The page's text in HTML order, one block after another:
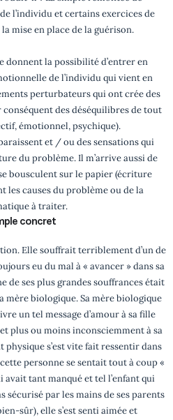
l’individu et certains exercices de
mise en place de la guérison.
donnent la possibilité d’entrer en
de l’individu qui vient en
perturbateurs qui ont crée des
des déséquilibres de tout
émotionnel, psychique).
et / ou des sensations qui
du problème. Il m’arrive aussi de
bousculent sur le papier (écriture
les causes du problème ou de la
à traiter.
concret
Elle souffrait terriblement d’un de
eu du mal à « avancer » dans sa
de ses plus grandes souffrances était
mère biologique. Sa mère biologique
un tel message d’amour à sa fille
plus ou moins inconsciemment à sa
s’est vite fait ressentir dans
personne se sentait tout à coup «
tant manqué et tel l’enfant qui
sécurisé par les mains de ses parents
sûr), elle s’est senti aimée et